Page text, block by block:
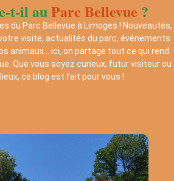
t-il auParc Bellevue ?
du Parc Bellevue à Limoges ! Nouveautés,
visite, actualités du parc, événements
animaux… ici, on partage tout ce qui rend
Que vous soyez curieux, futur visiteur ou
ce blog est fait pour vous !